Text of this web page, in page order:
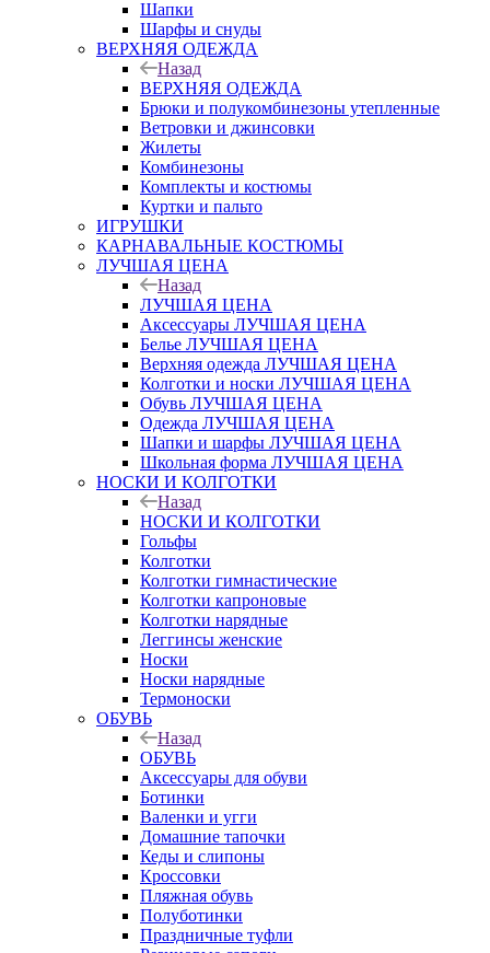
Шапки
Шарфы и снуды
ВЕРХНЯЯ ОДЕЖДА
Назад
ВЕРХНЯЯ ОДЕЖДА
Брюки и полукомбинезоны утепленные
Ветровки и джинсовки
Жилеты
Комбинезоны
Комплекты и костюмы
Куртки и пальто
ИГРУШКИ
КАРНАВАЛЬНЫЕ КОСТЮМЫ
ЛУЧШАЯ ЦЕНА
Назад
ЛУЧШАЯ ЦЕНА
Аксессуары ЛУЧШАЯ ЦЕНА
Белье ЛУЧШАЯ ЦЕНА
Верхняя одежда ЛУЧШАЯ ЦЕНА
Колготки и носки ЛУЧШАЯ ЦЕНА
Обувь ЛУЧШАЯ ЦЕНА
Одежда ЛУЧШАЯ ЦЕНА
Шапки и шарфы ЛУЧШАЯ ЦЕНА
Школьная форма ЛУЧШАЯ ЦЕНА
НОСКИ И КОЛГОТКИ
Назад
НОСКИ И КОЛГОТКИ
Гольфы
Колготки
Колготки гимнастические
Колготки капроновые
Колготки нарядные
Леггинсы женские
Носки
Носки нарядные
Термоноски
ОБУВЬ
Назад
ОБУВЬ
Аксессуары для обуви
Ботинки
Валенки и угги
Домашние тапочки
Кеды и слипоны
Кроссовки
Пляжная обувь
Полуботинки
Праздничные туфли